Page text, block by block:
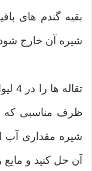
بقیه گندم های
شیره آن خارج
ظرف مناسبی كه
شیره مقداری آب
آن حل كنید و